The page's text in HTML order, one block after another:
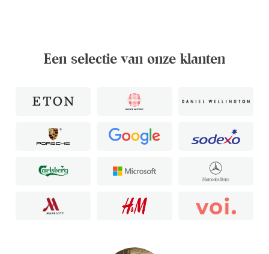
Een selectie van onze klanten